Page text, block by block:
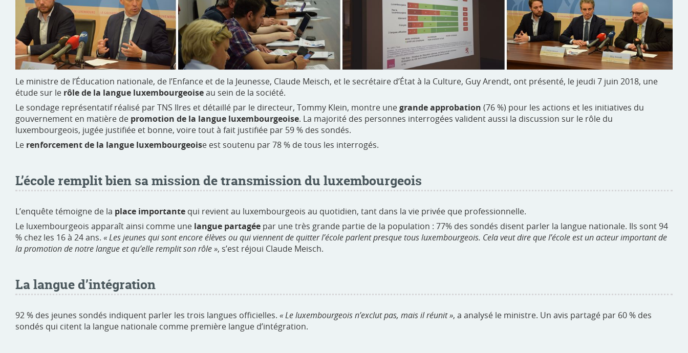
Le ministre de l’Éducation nationale, de l’Enfance et de la Jeunesse, Claude Meisch, et le secrétaire d’État à la Culture, Guy Arendt, ont présenté, le jeudi 7 juin 2018, une
étude sur le rôle de la langue luxembourgeoiseau sein de la société.
Le sondage représentatif réalisé par TNS Ilres et détaillé par le directeur, Tommy Klein, montre unegrande approbation (76 %) pour les actions et les initiatives du
gouvernement en matière de promotion de la langue luxembourgeoise. La majorité des personnes interrogées valident aussi la discussion sur le rôle du
luxembourgeois, jugée justifiée et bonne, voire tout à fait justifiée par 59 % des sondés.
Le renforcement de la langue luxembourgeoise est soutenu par 78 % de tous les interrogés.
L’école remplit bien sa mission de transmission du luxembourgeois
L’enquête témoigne de la place importante qui revient au luxembourgeois au quotidien, tant dans la vie privée que professionnelle.
Le luxembourgeois apparaît ainsi comme une langue partagée par une très grande partie de la population : 77% des sondés disent parler la langue nationale. Ils sont 94
% chez les 16 à 24 ans. « Les jeunes qui sont encore élèves ou qui viennent de quitter l’école parlent presque tous luxembourgeois. Cela veut dire que l’école est un acteur important de
la promotion de notre langue et qu’elle remplit son rôle », s’est réjoui Claude Meisch.
La langue d’intégration
92 % des jeunes sondés indiquent parler les trois langues officielles. « Le luxembourgeois n’exclut pas, maisil réunit », a analysé le ministre. Un avis partagé par 60 % des
sondés qui citent la langue nationale comme première langue d’intégration.